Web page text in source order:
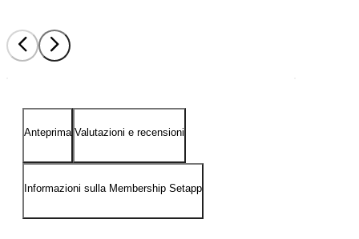
Anteprima Valutazioni e recensioni
Informazioni sulla Membership Setapp